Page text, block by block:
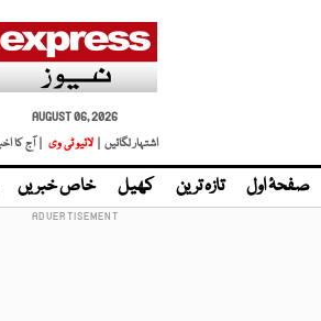
AUGUST 06, 2026
اشتہار لگائیں |
لائیو ٹی وی | آج کا
صفحۂ اول تازہ ترین کھیل خاص خبریں